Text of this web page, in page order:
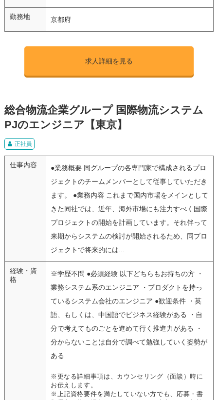
勤務地 京都府
求人詳細を見る
総合物流企業グループ 国際物流システム
PJのエンジニア【東京】
正社員
仕事内容
●業務概要 同グループの各専門家で構成されるプロ
ジェクトのチームメンバーとして従事していただき
ます。 ●業務内容 これまで国内市場をメインとして
きた同社では、近年、海外市場にも注力すべく国際
プロジェクトの開始を計画しています。それ伴って
来期からシステムの検討が開始されるため、同プロ
ジェクトで将来的には...
経験・資
格
※学歴不問 ●必須経験 以下どちらもお持ちの方 ・
業務システム系のエンジニア ・プロダクトを持っ
ているシステム会社のエンジニア ●歓迎条件 ・英
語、もしくは、中国語でビジネス経験がある ・自
分で考えてものごとを進めて行く推進力がある ・
分からないことは自分で調べて勉強していく姿勢が
ある
※更なる詳細事項は、カウンセリング（面談）時に
お伝えします。
※上記資格要件を満たしていない方でも、応募・書